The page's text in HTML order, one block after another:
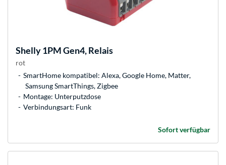
Shelly1PM Gen4, Relais
rot
SmartHome kompatibel: Alexa, Google Home, Matter,
Samsung SmartThings, Zigbee
Montage: Unterputzdose
Verbindungsart: Funk
Sofort verfügbar